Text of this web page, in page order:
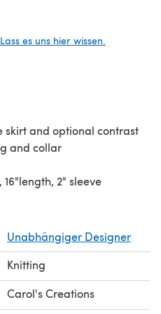
Lass es uns hier wissen.
skirt and optional contrast
and collar
2" sleeve
Unabhängiger Designer
Knitting
Carol's Creations